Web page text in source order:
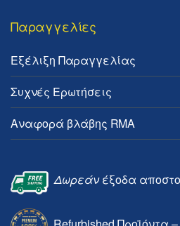
Παραγγελίες
Εξέλιξη Παραγγελίας
Συχνές Ερωτήσεις
Αναφορά βλάβης RMA
Δωρεάνέξοδα